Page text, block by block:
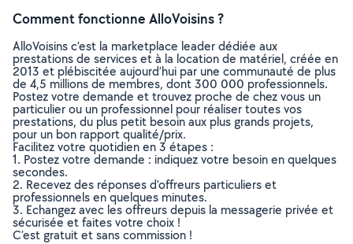
Comment fonctionne AlloVoisins ?
AlloVoisins c’est la marketplace leader dédiée aux
prestations de services et à la location de matériel, créée en
2013 et plébiscitée aujourd’hui par une communauté de plus
de 4,5 millions de membres, dont 300 000 professionnels.
Postez votre demande et trouvez proche de chez vous un
particulier ou un professionnel pour réaliser toutes vos
prestations, du plus petit besoin aux plus grands projets,
pour un bon rapport qualité/prix.
Facilitez votre quotidien en 3 étapes :
1. Postez votre demande : indiquez votre besoin en quelques
secondes.
2. Recevez des réponses d’offreurs particuliers et
professionnels en quelques minutes.
3. Echangez avec les offreurs depuis la messagerie privée et
sécurisée et faites votre choix !
C’est gratuit et sans commission !